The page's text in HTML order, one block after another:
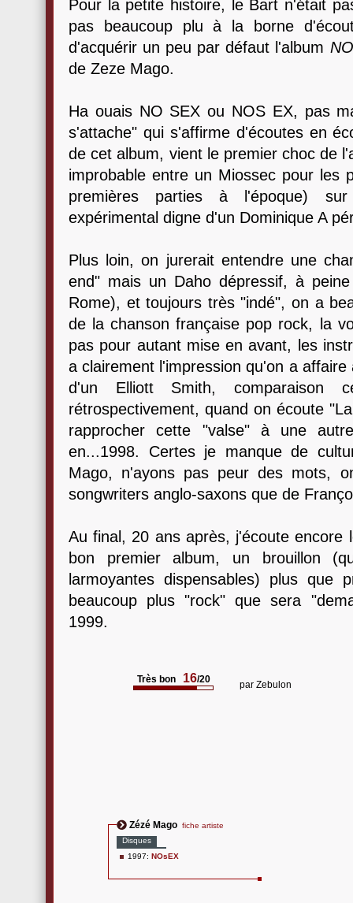
Pour la petite histoire, le Bart n'était
pas beaucoup plu à la borne
d'acquérir un peu par défaut l'album
de Zeze Mago.
Ha ouais NO SEX ou NOS EX, pas
s'attache" qui s'affirme d'écoutes en
de cet album, vient le premier choc de
improbable entre un Miossec pour les
premières parties à l'époque) sur
expérimental digne d'un Dominique A
Plus loin, on jurerait entendre une
end" mais un Daho dépressif, à
Rome), et toujours très "indé", on a
de la chanson française pop rock, la
pas pour autant mise en avant, les
a clairement l'impression qu'on a
d'un Elliott Smith, comparaison
rétrospectivement, quand on écoute
rapprocher cette "valse" à une
en...1998. Certes je manque de
Mago, n'ayons pas peur des mots,
songwriters anglo-saxons que de
Au final, 20 ans après, j'écoute
bon premier album, un brouillon
larmoyantes dispensables) plus
beaucoup plus "rock" que sera
1999.
Très bon 16/20 par Zebulon
Zézé Mago fiche artiste
Disques
1997: NOsEX